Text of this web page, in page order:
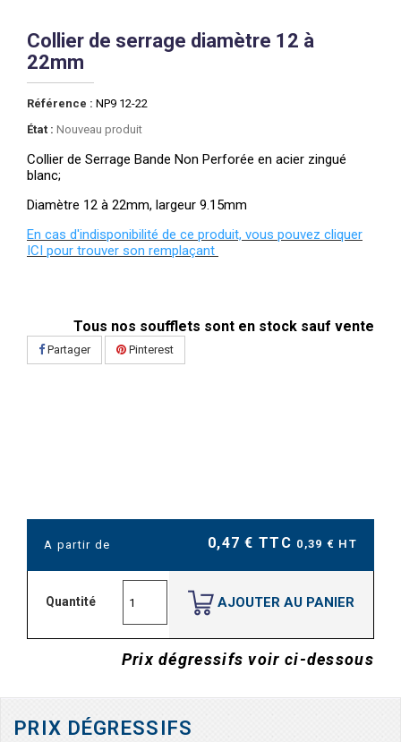
Collier de serrage diamètre 12 à
22mm
Référence : NP9 12-22
État : Nouveau produit
Collier de Serrage Bande Non Perforée en acier zingué
blanc;
Diamètre 12 à 22mm, largeur 9.15mm
En cas d'indisponibilité de ce produit, vous pouvez cliquer
ICI pour trouver son remplaçant
Tous nos soufflets sont en stock sauf vente
Partager Pinterest
A partir de 0,47 € TTC 0,39 € HT
Quantité AJOUTER AU PANIER
Prix dégressifs voir ci-dessous
PRIX DÉGRESSIFS